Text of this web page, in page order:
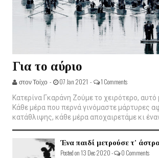
Για το αύριο
στον Τοίχο - 07 Jan 2021 - 1 Comments
Κατερίνα Γκαράνη Ζούμε το χειρότερο, αυτό
Κάθε μέρα που περνά γινόμαστε μάρτυρες
κατάθλιψης, κάθε μέρα αποχαιρετάμε κι
Ένα παιδί μετρούσε τ'
Posted on 13 Dec 2020 - 0 Comments